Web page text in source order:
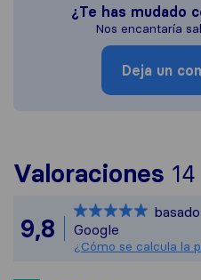
¿Te has mudado
Nos encantaría
Deja un
Valoraciones 14
9,8
Google
¿Cómo se calcula la